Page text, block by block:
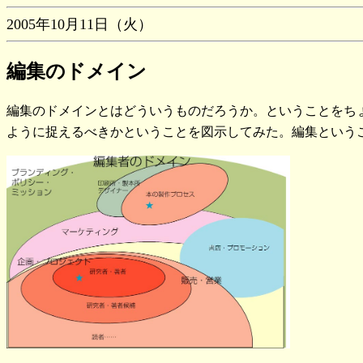
2005年10月11日（火）
編集のドメイン
編集のドメインとはどういうものだろうか。ということを
ように捉えるべきかということを図示してみた。編集とい